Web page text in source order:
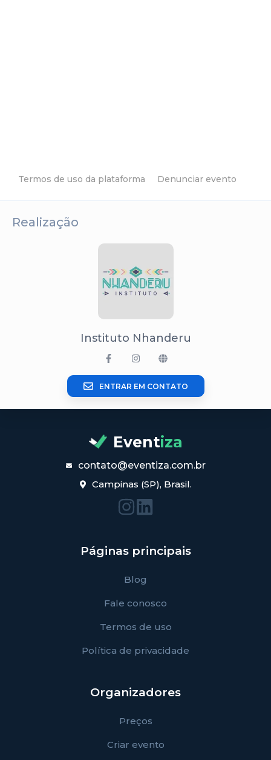
Termos de uso da plataforma Denunciar evento
Realização
Instituto Nhanderu
ENTRAR EM CONTATO
Eventiza
contato@eventiza.com.br
Campinas (SP), Brasil.
Páginas principais
Blog
Fale conosco
Termos de uso
Política de privacidade
Organizadores
Preços
Criar evento